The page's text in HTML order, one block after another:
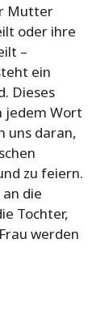
Mutter
oder ihre
–
ein
Dieses
jedem Wort
uns daran,
zu feiern.
die
Tochter,
werden